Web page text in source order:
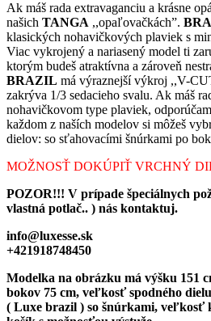
Ak máš rada extravaganciu a krásne
našich TANGA ,,opaľovačkách”.
klasických nohavičkových plaviek s
Viac vykrojený a nariasený model ti
ktorým budeš atraktívna a zároveň
BRAZIL má výraznejší výkroj ,,V-
zakrýva 1/3 sedacieho svalu. Ak máš
nohavičkovom type plaviek,
každom z naších modelov si môžeš
dielov: so sťahovacími šnúrkami po
MOŽNOSŤ DOKÚPIŤ VRCHNÝ
POZOR!!! V prípade špeciálnych
vlastná potlač.. ) nás kontaktuj.
info@luxesse.sk
+421918748450
Modelka na obrázku má výšku 151
bokov 75 cm, veľkosť spodného
( Luxe brazil ) so šnúrkami, veľkosť